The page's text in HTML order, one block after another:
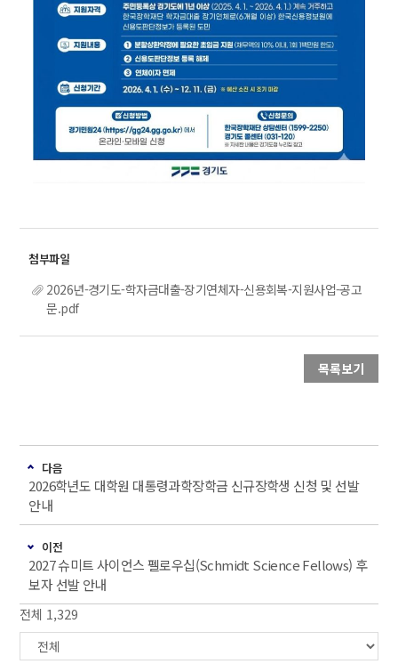
2026년-경기도-학자금대출-장기연체자-신용회복-지원사업-공고
문.pdf
목록보기
다음
2026학년도 대학원 대통령과학장학금 신규장학생 신청 및 선발
안내
이전
2027 슈미트 사이언스 펠로우십(Schmidt Science Fellows) 후
보자 선발 안내
전체 1,329